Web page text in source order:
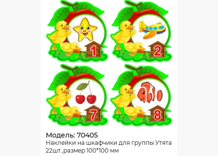
Модель: 70405
Наклейки на шкафчики для группы Утята
22шт.,размер 100*100 мм